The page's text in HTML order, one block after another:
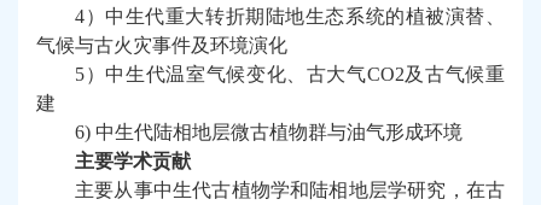
4）中生代重大转折期陆地生态系统的植被演替、
气候与古火灾事件及环境演化
5）中生代温室气候变化、古大气CO2及古气候重
建
6) 中生代陆相地层微古植物群与油气形成环境
主要学术贡献
主要从事中生代古植物学和陆相地层学研究，在古